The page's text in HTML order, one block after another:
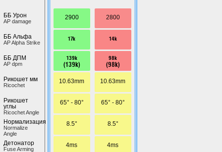
ББ Урон
AP damage
ББ Альфа
AP Alpha Strike
ББ ДПМ
AP dpm
Рикошет мм
Ricochet
Рикошет
углы
Ricochet Angle
Нормализация
Normalize
Angle
Детонатор
Fuse Arming
2900
17k
139k
(139k)
10.63mm
65° - 80°
8.5°
4ms
2800
14k
98k
(98k)
10.63mm
65° - 80°
8.5°
4ms